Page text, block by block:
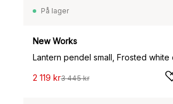
På lager
New Works
2 119 kr3 445 kr